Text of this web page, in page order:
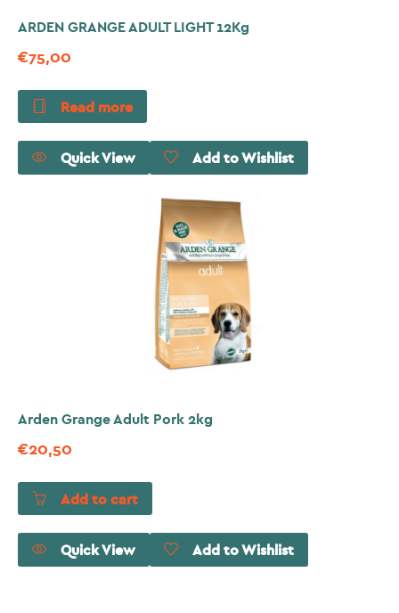
ARDEN GRANGE ADULT LIGHT 12Kg
€75,00
Read more
Quick View Add to Wishlist
Arden Grange Adult Pork 2kg
€20,50
Add to cart
Quick View Add to Wishlist